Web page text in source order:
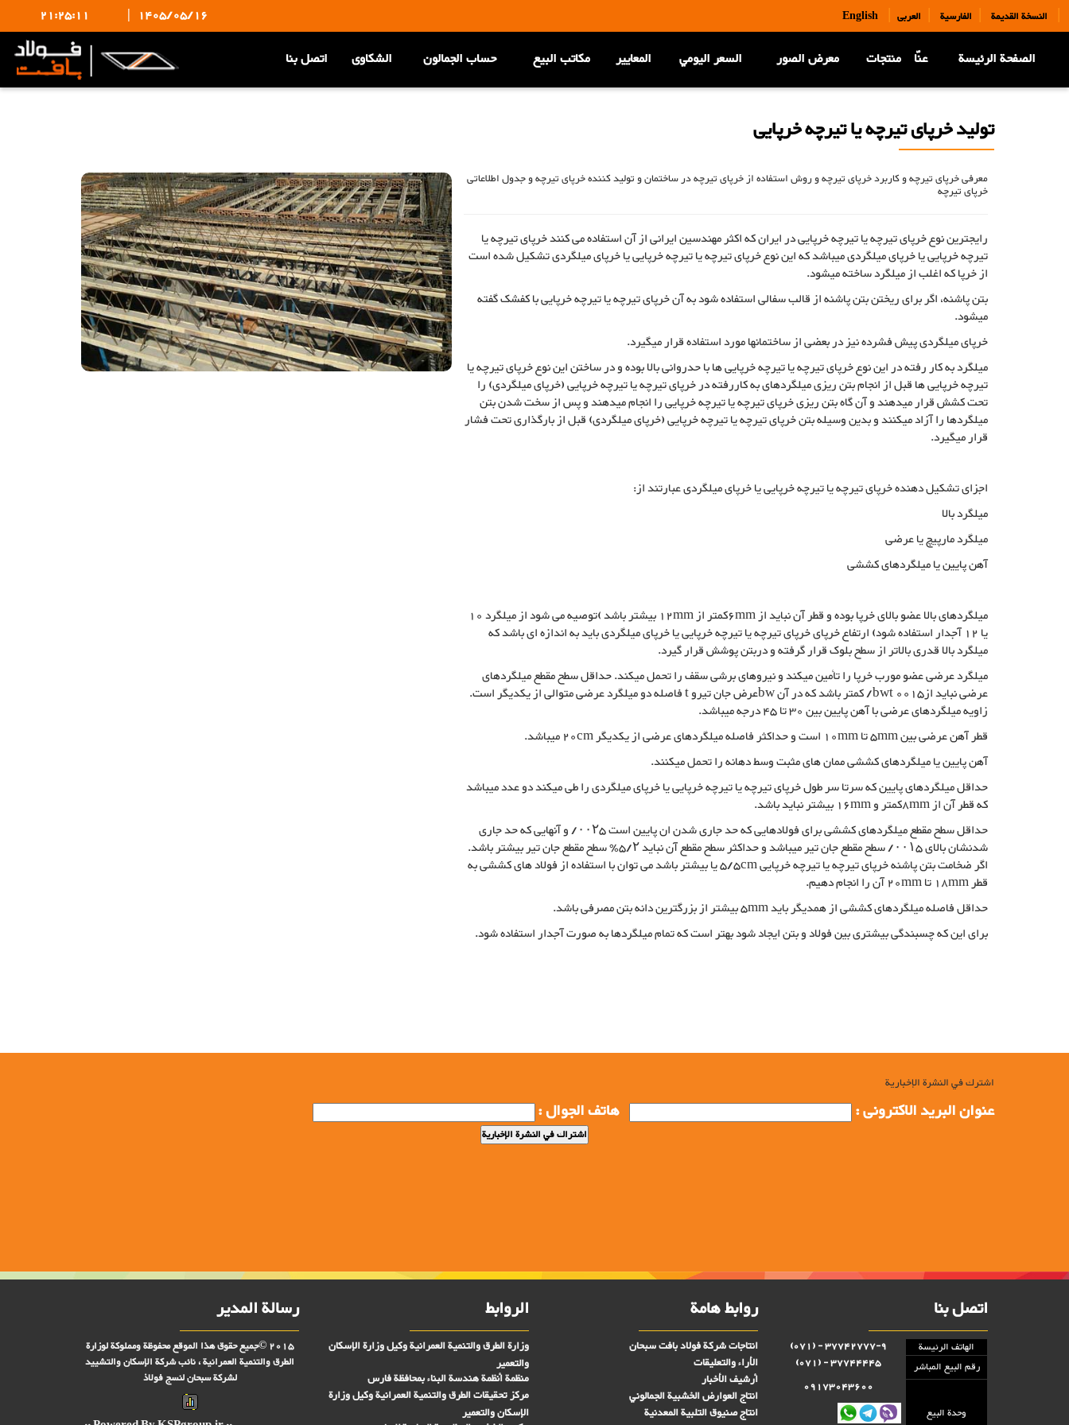
English| النسخة القديمة | الفارسية | العربی |
1405/05/16
|
21:25:11
الصفحة الرئيسة عنّا منتجات معرض الصور السعر اليومي المعاییر مكاتب البيع حساب الجمالون الشکاوی اتصل بنا
تولید خرپای تیرچه یا تیرچه خرپایی
معرفی خرپای تیرچه و کاربرد خرپای تیرچه و روش استفاده از خرپای تیرچه در ساختمان و تولید کننده خرپای تیرچه و جدول اطلاعاتی
خرپای تیرچه
رایجترین نوع خرپای تیرچه یا تیرچه خرپایی در ایران که اکثر مهندسین ایرانی از آن استفاده می کنند خرپای تیرچه یا
تیرچه خرپایی یا خرپای میلگردی میباشد که این نوع خرپای تیرچه یا تیرچه خرپایی یا خرپای میلگردی تشکیل شده است
از خرپا که اغلب از میلگرد ساخته میشود.
بتن پاشنه، اگر برای ریختن بتن پاشنه از قالب سفالی استفاده شود به آن خرپای تیرچه یا تیرچه خرپایی با کفشک گفته
میشود.
خرپای میلگردی پیش فشرده نیز در بعضی از ساختمانها مورد استفاده قرار میگیرد.
میلگرد به کار رفته در این نوع خرپای تیرچه یا تیرچه خرپایی ها با حدروانی بالا بوده و در ساختن این نوع خرپای تیرچه یا
تیرچه خرپایی ها قبل از انجام بتن ریزی میلگردهای به کاررفته در خرپای تیرچه یا تیرچه خرپایی (خرپای میلگردی) را
تحت کشش قرار میدهند و آن گاه بتن ریزی خرپای تیرچه یا تیرچه خرپایی را انجام میدهند و پس از سخت شدن بتن
میلگردها را آزاد میکنند و بدین وسیله بتن خرپای تیرچه یا تیرچه خرپایی (خرپای میلگردی) قبل از بارگذاری تحت فشار
قرار میگیرد.
اجزای تشکیل دهنده خرپای تیرچه یا تیرچه خرپایی یا خرپای میلگردی عبارتند از:
میلگرد بالا
میلگرد مارپیچ یا عرضی
آهن پایین یا میلگردهای کششی
میلگردهای بالا عضو بالای خرپا بوده و قطر آن نباید از 6mmکمتر از 12mm بیشتر باشد )توصیه می شود از میلگرد 10
یا 12 آجدار استفاده شود) ارتفاع خرپای خرپای تیرچه یا تیرچه خرپایی یا خرپای میلگردی باید به اندازه ای باشد که
میلگرد بالا قدری بالاتر از سطح بلوک قرار گرفته و دربتن پوشش قرار گیرد.
میلگرد عرضی عضو مورب خرپا را تأمین میکند و نیروهای برشی سقف را تحمل میکند. حداقل سطح مقطع میلگردهای
عرضی نباید ازbwt 0015/ کمتر باشد که در آن bwعرض جان تیرو t فاصله دو میلگرد عرضی متوالی از یکدیگر است.
زاویه میلگردهای عرضی با آهن پایین بین 30 تا 45 درجه میباشد.
قطر آهن عرضی بین 5mm تا 10mm است و حداکثر فاصله میلگردهای عرضی از یکدیگر 20cm میباشد.
آهن پایین یا میلگردهای کششی ممان های مثبت وسط دهانه را تحمل میکنند.
حداقل میلگردهای پایین که سرتا سر طول خرپای تیرچه یا تیرچه خرپایی یا خرپای میلگردی را طی میکند دو عدد میباشد
که قطر آن از 8mmکمتر و 16mm بیشتر نباید باشد.
حداقل سطح مقطع میلگردهای کششی برای فولادهایی که حد جاری شدن ان پایین است ۰۰۲۵/ و آنهایی که حد جاری
شدنشان بالای ۰۰۱۵/ سطح مقطع جان تیر میباشد و حداکثر سطح مقطع آن نباید ۵/۲٪ سطح مقطع جان تیر بیشتر باشد.
اگر ضخامت بتن پاشنه خرپای تیرچه یا تیرچه خرپایی 5/5cm یا بیشتر باشد می توان با استفاده از فولاد های کششی به
قطر 18mm تا 20mm آن را انجام دهیم.
حداقل فاصله میلگردهای کششی از همدیگر باید 5mm بیشتر از بزرگترین دانه بتن مصرفی باشد.
برای این که چسبندگی بیشتری بین فولاد و بتن ایجاد شود بهتر است که تمام میلگردها به صورت آجدار استفاده شود.
اشترك في النشرة الإخبارية
عنوان البرید الاکترونی : هاتف الجوال :
اتصل بنا
الهاتف الرئيسة
37742777-9 - (071)
رقم البيع المباشر
37744445 - (071)
وحدة البيع
09173043600
روابط هامة
انتاجات شركة فولاد بافت سبحان
الأراء والتعليقات
أرشيف الأخبار
انتاج العوارض الخشبية الجمالوني
انتاج صنىوق التلبية المعدنية
الروابط
وزارة الطرق والتنمية العمرانية وكيل وزارة الإسكان
والتعمير
منظمة أنظمة هندسة البناء بمحافظة فارس
مركز تحقیقات الطرق والتنمية العمرانية وكيل وزارة
الإسكان والتعمير
رسالة المدير
2015 ©جميع حقوق هذا الموقع محفوظة ومملوكة لوزارة
الطرق والتنمية العمرانية ، نائب شركة الإسكان والتشييد
لشركة سبحان لنسج فولاذ